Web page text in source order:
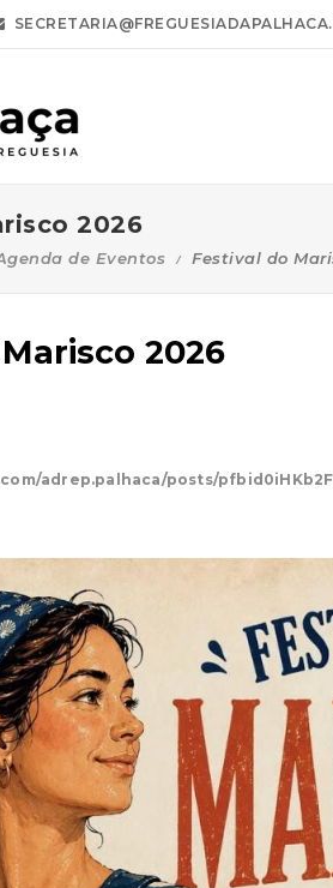
2026
de Eventos Festival do
2026
adrep.palhaca/posts/